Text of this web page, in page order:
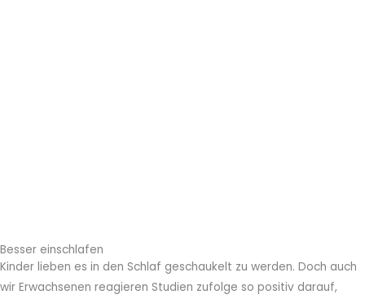
Besser einschlafen
Kinder lieben es in den Schlaf geschaukelt zu werden. Doch auch
wir Erwachsenen reagieren Studien zufolge so positiv darauf,